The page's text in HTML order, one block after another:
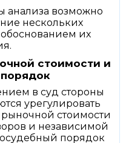
анализа возможно
нескольких
их
стоимости и
в суд стороны
урегулировать
рыночной стоимости
и независимой
порядок